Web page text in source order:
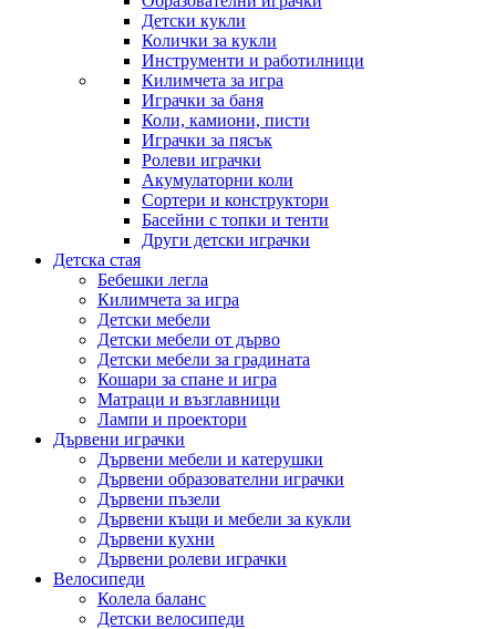
Детски кукли
Колички за кукли
Инструменти и работилници
Килимчета за игра
Играчки за баня
Коли, камиони, писти
Играчки за пясък
Ролеви играчки
Акумулаторни коли
Сортери и конструктори
Басейни с топки и тенти
Други детски играчки
Детска стая
Бебешки легла
Килимчета за игра
Детски мебели
Детски мебели от дърво
Детски мебели за градината
Кошари за спане и игра
Матраци и възглавници
Лампи и проектори
Дървени играчки
Дървени мебели и катерушки
Дървени образователни играчки
Дървени пъзели
Дървени къщи и мебели за кукли
Дървени кухни
Дървени ролеви играчки
Велосипеди
Колела баланс
Детски велосипеди